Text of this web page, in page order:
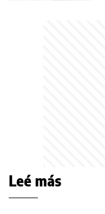
Leé más